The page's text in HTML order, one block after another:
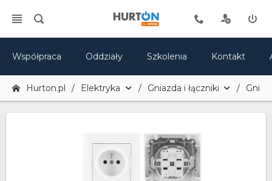
Współpraca Oddziały Szkolenia Kontakt
Hurton.pl Elektryka Gniazda i łączniki